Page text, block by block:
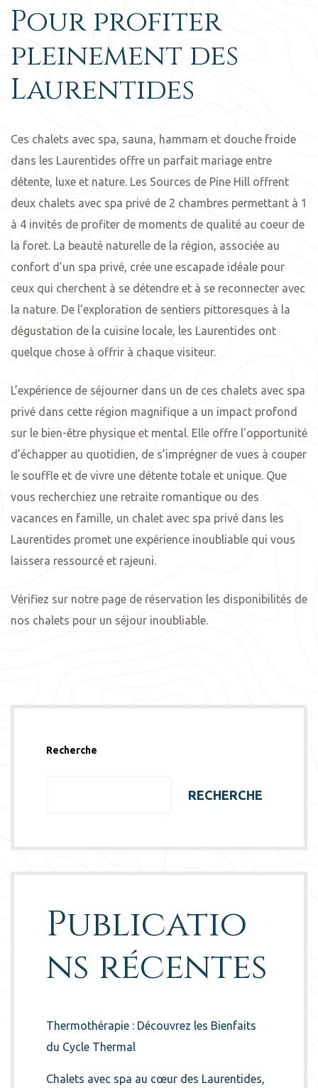
Pour profiter
pleinement des
Laurentides
Ces chalets avec spa, sauna, hammam et douche froide
dans les Laurentides offre un parfait mariage entre
détente, luxe et nature. Les Sources de Pine Hill offrent
deux chalets avec spa privé de 2 chambres permettant à 1
à 4 invités de profiter de moments de qualité au coeur de
la foret. La beauté naturelle de la région, associée au
confort d’un spa privé, crée une escapade idéale pour
ceux qui cherchent à se détendre et à se reconnecter avec
la nature. De l’exploration de sentiers pittoresques à la
dégustation de la cuisine locale, les Laurentides ont
quelque chose à offrir à chaque visiteur.
L’expérience de séjourner dans un de ces chalets avec spa
privé dans cette région magnifique a un impact profond
sur le bien-être physique et mental. Elle offre l’opportunité
d’échapper au quotidien, de s’imprégner de vues à couper
le souffle et de vivre une détente totale et unique. Que
vous recherchiez une retraite romantique ou des
vacances en famille, un chalet avec spa privé dans les
Laurentides promet une expérience inoubliable qui vous
laissera ressourcé et rajeuni.
Vérifiez sur notre page de réservation les disponibilités de
nos chalets pour un séjour inoubliable.
Recherche
RECHERCHE
Publicatio
ns récentes
Thermothérapie : Découvrez les Bienfaits
du Cycle Thermal
Chalets avec spa au cœur des Laurentides,